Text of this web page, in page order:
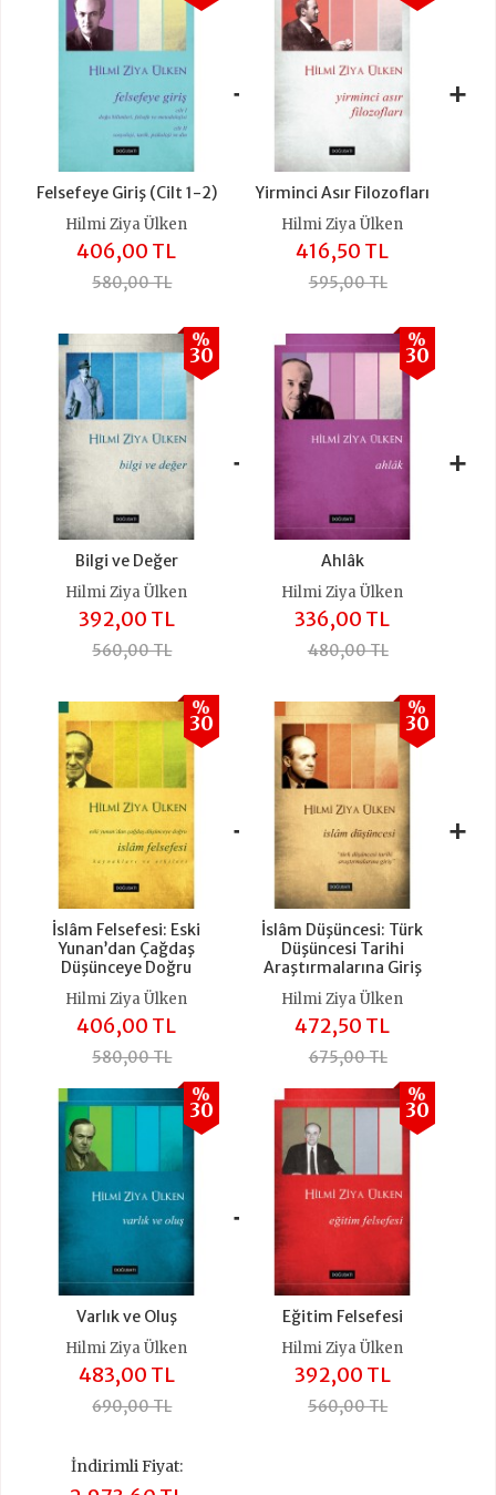
Felsefeye Giriş (Cilt 1-2)
Hilmi Ziya Ülken
406,00 TL
580,00 TL
+
Yirminci Asır Filozofları
Hilmi Ziya Ülken
416,50 TL
595,00 TL
+
Bilgi ve Değer
%
30
Hilmi Ziya Ülken
392,00 TL
560,00 TL
+
Ahlâk
%
30
Hilmi Ziya Ülken
336,00 TL
480,00 TL
+
İslâm Felsefesi: Eski
Yunan’dan Çağdaş
Düşünceye Doğru
%
30
Hilmi Ziya Ülken
406,00 TL
580,00 TL
+
İslâm Düşüncesi: Türk
Düşüncesi Tarihi
Araştırmalarına Giriş
%
30
Hilmi Ziya Ülken
472,50 TL
675,00 TL
+
Varlık ve Oluş
%
30
Hilmi Ziya Ülken
483,00 TL
690,00 TL
+
Eğitim Felsefesi
%
30
Hilmi Ziya Ülken
392,00 TL
560,00 TL
İndirimli Fiyat: